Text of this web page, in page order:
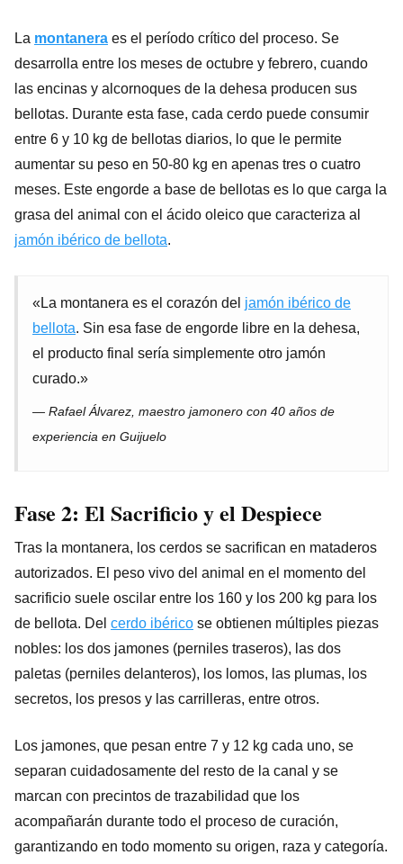
La montanera es el período crítico del proceso. Se
desarrolla entre los meses de octubre y febrero, cuando
las encinas y alcornoques de la dehesa producen sus
bellotas. Durante esta fase, cada cerdo puede consumir
entre 6 y 10 kg de bellotas diarios, lo que le permite
aumentar su peso en 50-80 kg en apenas tres o cuatro
meses. Este engorde a base de bellotas es lo que carga la
grasa del animal con el ácido oleico que caracteriza al
jamón ibérico de bellota.
«La montanera es el corazón del jamón ibérico de
bellota. Sin esa fase de engorde libre en la dehesa,
el producto final sería simplemente otro jamón
curado.»
— Rafael Álvarez, maestro jamonero con 40 años de
experiencia en Guijuelo
Fase 2: El Sacrificio y el Despiece
Tras la montanera, los cerdos se sacrifican en mataderos
autorizados. El peso vivo del animal en el momento del
sacrificio suele oscilar entre los 160 y los 200 kg para los
de bellota. Del cerdo ibérico se obtienen múltiples piezas
nobles: los dos jamones (perniles traseros), las dos
paletas (perniles delanteros), los lomos, las plumas, los
secretos, los presos y las carrilleras, entre otros.
Los jamones, que pesan entre 7 y 12 kg cada uno, se
separan cuidadosamente del resto de la canal y se
marcan con precintos de trazabilidad que los
acompañarán durante todo el proceso de curación,
garantizando en todo momento su origen, raza y categoría.